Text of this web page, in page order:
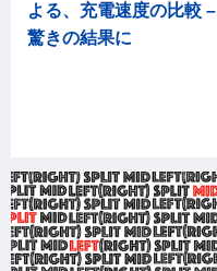
よる、充電速度の比較 –
驚きの結果に